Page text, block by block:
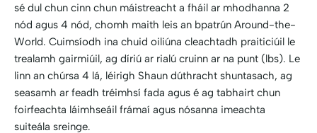
sé dul chun cinn chun máistreacht a fháil ar mhodhanna 2
nód agus 4 nód, chomh maith leis an bpatrún Around-the-
World. Cuimsíodh ina chuid oiliúna cleachtadh praiticiúil le
trealamh gairmiúil, ag díriú ar rialú cruinn ar na punt (lbs). Le
linn an chúrsa 4 lá, léirigh Shaun dúthracht shuntasach, ag
seasamh ar feadh tréimhsí fada agus é ag tabhairt chun
foirfeachta láimhseáil frámaí agus nósanna imeachta
suiteála sreinge.